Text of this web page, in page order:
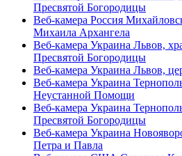
Пресвятой Богородицы
Веб-камера Россия
Михаила Архангела
Веб-камера Украина Львов,
Пресвятой Богородицы
Веб-камера Украина Львов,
Веб-камера Украина
Неустанной Помощи
Веб-камера Украина
Пресвятой Богородицы
Веб-камера Украина
Петра и Павла